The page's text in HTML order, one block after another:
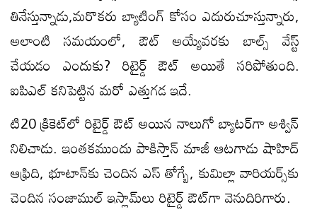
తినేస్తున్నాడు,మ‌రొక‌రు బ్యాటింగ్ కోసం ఎదురుచూస్తున్నారు,
అలాంటి స‌మ‌యంలో, ఔట్ అయ్యేవ‌ర‌కు బాల్స్ వేస్ట్
చేయ‌డం ఎందుకు? రిటైర్డ్ ఔట్ అయితే స‌రిపోతుంది.
ఐపిఎల్ క‌నిపెట్టిన మ‌రో ఎత్తుగ‌డ ఇదే.
టి20 క్రికెట్‌లో రిటైర్డ్‌ ఔట్‌ అయిన నాలుగో బ్యాటర్‌గా అశ్విన్‌
నిలిచాడు. ఇంతకముందు పాకిస్తాన్‌ మాజీ ఆటగాడు షాహిద్‌
ఆఫ్రిది, భూటాన్‌కు చెందిన ఎస్‌ తోగ్బే, కుమిల్లా వారియర్స్‌కు
చెందిన సంజాముల్‌ ఇస్లామ్‌లు రిటైర్డ్‌ ఔట్‌గా వెనుదిరిగారు.